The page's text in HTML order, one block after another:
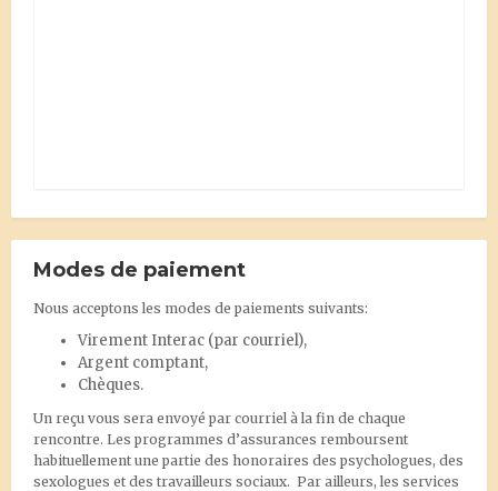
Modes de paiement
Nous acceptons les modes de paiements suivants:
Virement Interac (par courriel),
Argent comptant,
Chèques.
Un reçu vous sera envoyé par courriel à la fin de chaque
rencontre. Les programmes d’assurances remboursent
habituellement une partie des honoraires des psychologues, des
sexologues et des travailleurs sociaux. Par ailleurs, les services